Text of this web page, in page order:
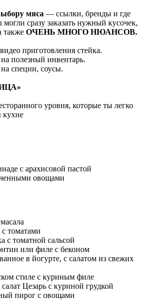
мяса — ссылки, бренды и где
сразу заказать нужный кусочек,
также ОЧЕНЬ МНОГО НЮАНСОВ.
приготовления стейка.
полезный инвентарь.
специи, соусы.
уровня, которые ты легко
кухне
с арахисовой пастой
овощами
томатами
с томатной сальсой
или филе с беконом
в йогурте, с салатом из свежих
стиле с куриным филе
Цезарь с куриной грудкой
пирог с овощами